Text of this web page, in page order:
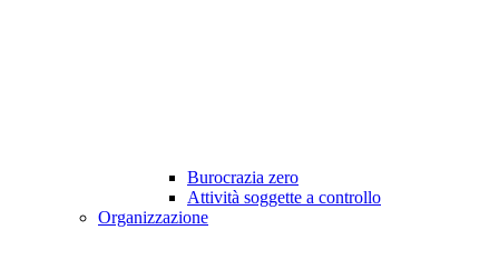
Burocrazia zero
Attività soggette a controllo
Organizzazione